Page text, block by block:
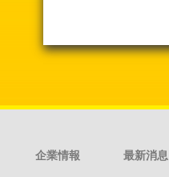
企業情報 最新消息